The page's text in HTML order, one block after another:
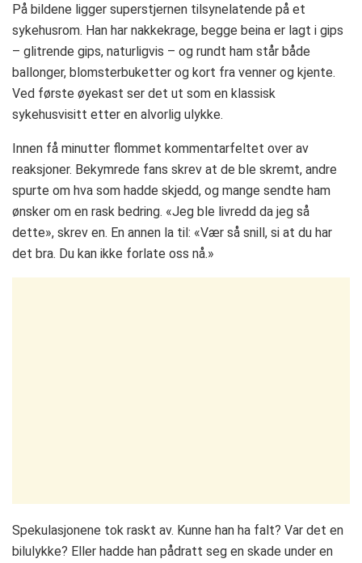
På bildene ligger superstjernen tilsynelatende på et
sykehusrom. Han har nakkekrage, begge beina er lagt i gips
– glitrende gips, naturligvis – og rundt ham står både
ballonger, blomsterbuketter og kort fra venner og kjente.
Ved første øyekast ser det ut som en klassisk
sykehusvisitt etter en alvorlig ulykke.
Innen få minutter flommet kommentarfeltet over av
reaksjoner. Bekymrede fans skrev at de ble skremt, andre
spurte om hva som hadde skjedd, og mange sendte ham
ønsker om en rask bedring. «Jeg ble livredd da jeg så
dette», skrev en. En annen la til: «Vær så snill, si at du har
det bra. Du kan ikke forlate oss nå.»
Spekulasjonene tok raskt av. Kunne han ha falt? Var det en
bilulykke? Eller hadde han pådratt seg en skade under en